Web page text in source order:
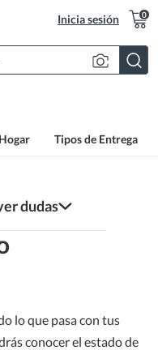
Inicia sesión 0
Tipos de Entrega
dudas
lo que pasa con tus
conocer el estado de